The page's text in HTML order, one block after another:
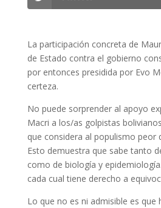
La participación concreta de
de Estado contra el gobierno
por entonces presidida por Evo
certeza.
No puede sorprender al apoyo
Macri a los/as golpistas
que considera al populismo peor
Esto demuestra que sabe tanto
como de biología y
cada cual tiene derecho a
Lo que no es ni admisible es que